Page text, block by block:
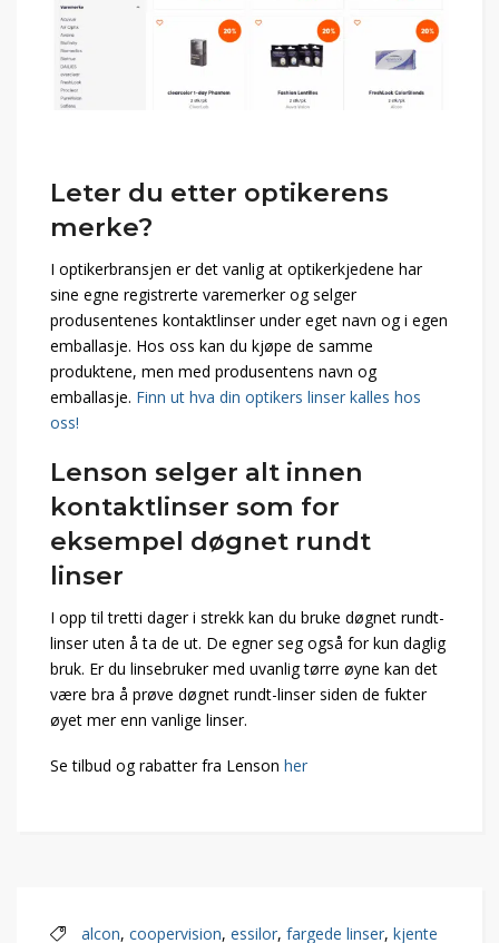
Leter du etter optikerens
merke?
I optikerbransjen er det vanlig at optikerkjedene har
sine egne registrerte varemerker og selger
produsentenes kontaktlinser under eget navn og i egen
emballasje. Hos oss kan du kjøpe de samme
produktene, men med produsentens navn og
emballasje. Finn ut hva din optikers linser kalles hos
oss!
Lenson selger alt innen
kontaktlinser som for
eksempel døgnet rundt
linser
I opp til tretti dager i strekk kan du bruke døgnet rundt-
linser uten å ta de ut. De egner seg også for kun daglig
bruk. Er du linsebruker med uvanlig tørre øyne kan det
være bra å prøve døgnet rundt-linser siden de fukter
øyet mer enn vanlige linser.
Se tilbud og rabatter fra Lenson her
alcon, coopervision, essilor, fargede linser, kjente